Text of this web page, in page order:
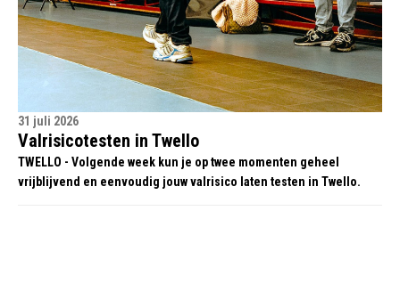
31 juli 2026
Valrisicotesten in Twello
TWELLO - Volgende week kun je op twee momenten geheel
vrijblijvend en eenvoudig jouw valrisico laten testen in Twello.